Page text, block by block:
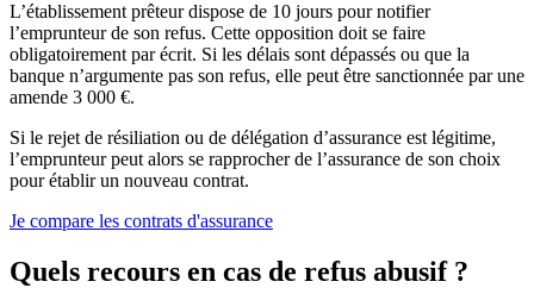
L’établissement prêteur dispose de 10 jours pour notifier
l’emprunteur de son refus. Cette opposition doit se faire
obligatoirement par écrit. Si les délais sont dépassés ou que la
banque n’argumente pas son refus, elle peut être sanctionnée par une
amende 3 000 €.
Si le rejet de résiliation ou de délégation d’assurance est légitime,
l’emprunteur peut alors se rapprocher de l’assurance de son choix
pour établir un nouveau contrat.
Je compare les contrats d'assurance
Quels recours en cas de refus abusif ?